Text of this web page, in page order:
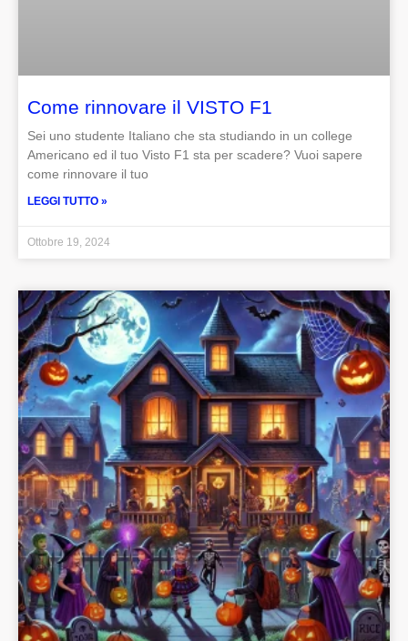
Come rinnovare il VISTO F1
Sei uno studente Italiano che sta studiando in un college
Americano ed il tuo Visto F1 sta per scadere? Vuoi sapere
come rinnovare il tuo
LEGGI TUTTO »
Ottobre 19, 2024